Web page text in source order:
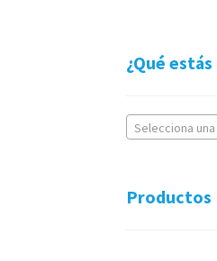
¿Qué
Selecciona
Productos